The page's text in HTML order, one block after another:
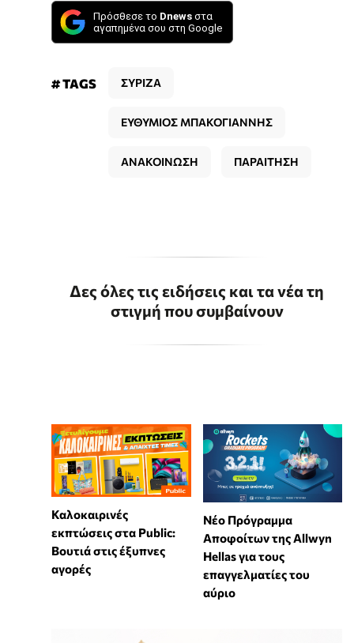
Πρόσθεσε το Dnews στα
αγαπημένα σου στη Google
# TAGS ΣΥΡΙΖΑ
ΕΥΘΥΜΙΟΣ ΜΠΑΚΟΓΙΑΝΝΗΣ
ΑΝΑΚΟΙΝΩΣΗ ΠΑΡΑΙΤΗΣΗ
Δες όλες τις ειδήσεις και τα νέα τη
στιγμή που συμβαίνουν
Καλοκαιρινές
εκπτώσεις στα Public:
Βουτιά στις έξυπνες
αγορές
Νέο Πρόγραμμα
Αποφοίτων της Allwyn
Hellas για τους
επαγγελματίες του
αύριο